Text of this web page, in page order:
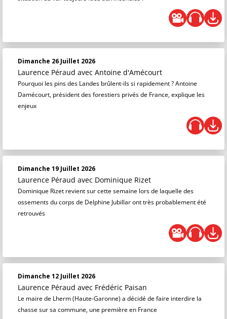
Dimanche 26 Juillet 2026
Laurence Péraud avec Antoine d'Amécourt
Pourquoi les pins des Landes brûlent-ils si rapidement ? Antoine
Damécourt, président des forestiers privés de France, explique les
enjeux
Dimanche 19 Juillet 2026
Laurence Péraud avec Dominique Rizet
Dominique Rizet revient sur cette semaine lors de laquelle des
ossements du corps de Delphine Jubillar ont très probablement été
retrouvés
Dimanche 12 Juillet 2026
Laurence Péraud avec Frédéric Paisan
Le maire de Lherm (Haute-Garonne) a décidé de faire interdire la
chasse sur sa commune, une première en France